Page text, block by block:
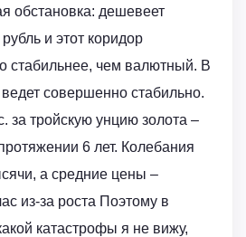
обстановка: дешевеет
и этот коридор
стабильнее, чем валютный. В
совершенно стабильно.
за тройскую унцию золота –
6 лет. Колебания
а средние цены –
из-за роста Поэтому в
катастрофы я не вижу,